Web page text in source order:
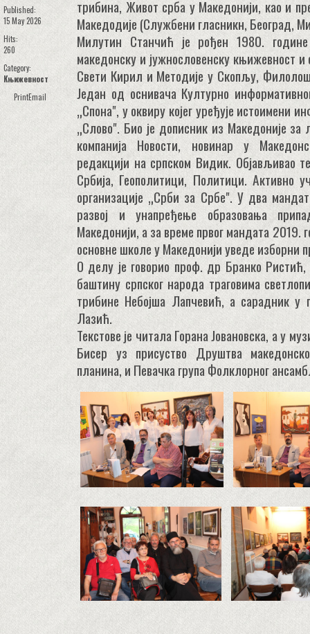
Published:
15 May 2026
Hits:
260
Category:
Књижевност
PrintEmail
трибина, Живот срба у Македонији, као и
Македодије (Службени гласникн, Београд,
Милутин Станчић је рођен 1980.
македонску и јужнословенску књижевност и
Свети Кирил и Методије у Скопљу,
Један од оснивача Културно
„Спона", у оквиру којег уређује истоимени
„Слово". Био је дописник из Македоније за
компанија Новости, новинар у
редакцији на српском Видик. Објављивао
Србија, Геополитици, Политици. Активно
организације „Срби за Србе". У два
развој и унапређење образовања
Македонији, а за време првог мандата 2019.
основне школе у Македонији уведе изборни
О делу је говорио проф. др Бранко Ристић,
баштину српског народа траговима
трибине Небојша Лапчевић, а сарадник у
Лазић.
Текстове је читала Горана Јовановска, а у
Бисер уз присуство Друштва
планина, и Певачка група Фолклорног